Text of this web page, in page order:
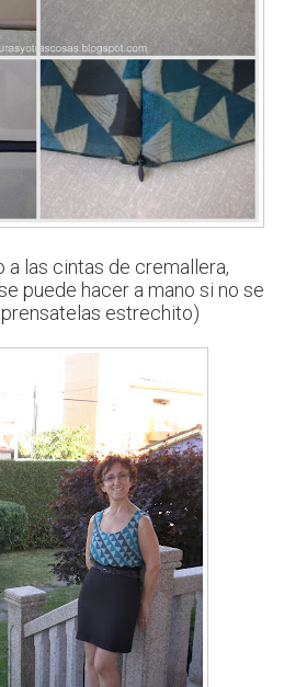
a las cintas de cremallera,
puede hacer a mano si no se
estrechito)